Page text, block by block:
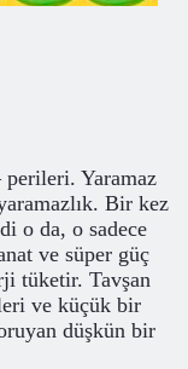
perileri. Yaramaz
Bir kez
o da, o sadece
ve süper güç
tüketir. Tavşan
ve küçük bir
düşkün bir